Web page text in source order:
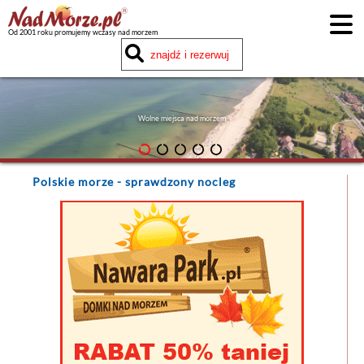
Od 2001 roku promujemy wczasy nad morzem
Wolne miejsca nad morzem
Polskie morze - sprawdzony nocleg